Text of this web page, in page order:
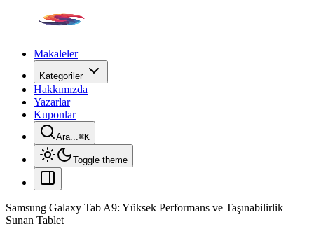
Makaleler
Kategoriler
Hakkımızda
Yazarlar
Kuponlar
Ara...⌘K
Toggle theme
Samsung Galaxy Tab A9: Yüksek Performans ve Taşınabilirlik
Sunan Tablet